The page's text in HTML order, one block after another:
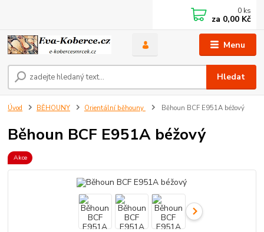
Menu
Hledat
0 ks
za 0,00 Kč
Úvod BĚHOUNY Orientální běhouny Běhoun BCF E951A béžový
Běhoun BCF E951A béžový
Akce